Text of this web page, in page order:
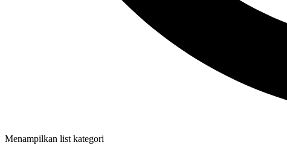
Menampilkan list kategori